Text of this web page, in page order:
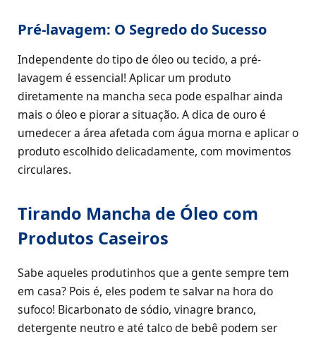
Pré-lavagem: O Segredo do Sucesso
Independente do tipo de óleo ou tecido, a pré-
lavagem é essencial! Aplicar um produto
diretamente na mancha seca pode espalhar ainda
mais o óleo e piorar a situação. A dica de ouro é
umedecer a área afetada com água morna e aplicar o
produto escolhido delicadamente, com movimentos
circulares.
Tirando Mancha de Óleo com
Produtos Caseiros
Sabe aqueles produtinhos que a gente sempre tem
em casa? Pois é, eles podem te salvar na hora do
sufoco! Bicarbonato de sódio, vinagre branco,
detergente neutro e até talco de bebê podem ser